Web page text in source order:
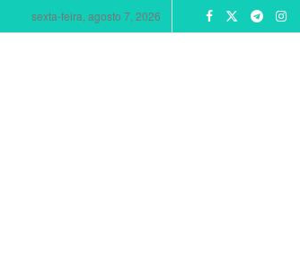
sexta-feira, agosto 7, 2026